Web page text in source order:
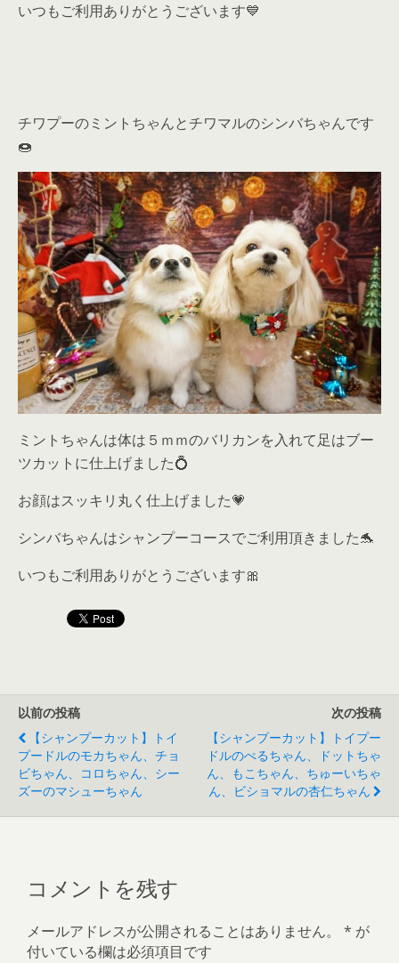
いつもご利用ありがとうございます💙
チワプーのミントちゃんとチワマルのシンバちゃんです
🍩
ミントちゃんは体は５ｍｍのバリカンを入れて足はブー
ツカットに仕上げました💍
お顔はスッキリ丸く仕上げました💗
シンバちゃんはシャンプーコースでご利用頂きました🐬
いつもご利用ありがとうございます🎀
以前の投稿
【シャンプーカット】トイ
プードルのモカちゃん、チョ
ビちゃん、コロちゃん、シー
ズーのマシューちゃん
次の投稿
【シャンプーカット】トイプー
ドルのぺるちゃん、ドットちゃ
ん、もこちゃん、ちゅーいちゃ
ん、ビショマルの杏仁ちゃん
コメントを残す
メールアドレスが公開されることはありません。 * が
付いている欄は必須項目です